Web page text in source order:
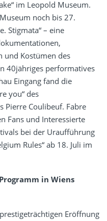
im Leopold Museum.
noch bis 27.
Stigmata“ – eine
und Kostümen des
40jähriges performatives
Eingang fand die
you“ des
Pierre Coulibeuf. Fabre
Fans und Interessierte
bei der Uraufführung
Rules“ ab 18. Juli im
in Wiens
Eröffnung